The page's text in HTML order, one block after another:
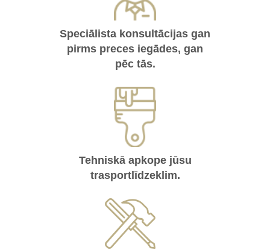
Speciālista konsultācijas gan
pirms preces iegādes, gan
pēc tās.
Tehniskā apkope jūsu
trasportlīdzeklim.